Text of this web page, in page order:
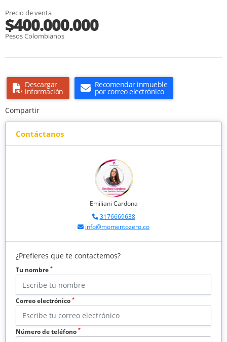
Precio de venta
$400.000.000
Pesos Colombianos
Descargar
información
Recomendar inmueble
por correo electrónico
Compartir
Contáctanos
Emiliani Cardona
3176669638
info@momentozero.co
¿Prefieres que te contactemos?
Tu nombre *
Correo electrónico *
Número de teléfono *